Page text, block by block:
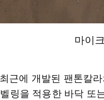
마이
근에 개발된 팬톤칼
링을 적용한 바닥 또